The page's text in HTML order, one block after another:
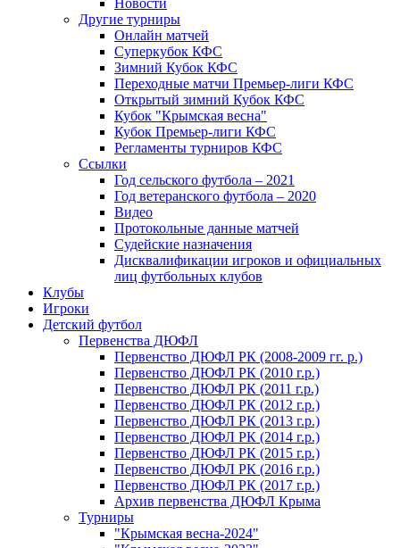
Новости
Другие турниры
Онлайн матчей
Суперкубок КФС
Зимний Кубок КФС
Переходные матчи Премьер-лиги КФС
Открытый зимний Кубок КФС
Кубок "Крымская весна"
Кубок Премьер-лиги КФС
Регламенты турниров КФС
Ссылки
Год сельского футбола – 2021
Год ветеранского футбола – 2020
Видео
Протокольные данные матчей
Судейские назначения
Дисквалификации игроков и официальных
лиц футбольных клубов
Клубы
Игроки
Детский футбол
Первенства ДЮФЛ
Первенство ДЮФЛ РК (2008-2009 гг. р.)
Первенство ДЮФЛ РК (2010 г.р.)
Первенство ДЮФЛ РК (2011 г.р.)
Первенство ДЮФЛ РК (2012 г.р.)
Первенство ДЮФЛ РК (2013 г.р.)
Первенство ДЮФЛ РК (2014 г.р.)
Первенство ДЮФЛ РК (2015 г.р.)
Первенство ДЮФЛ РК (2016 г.р.)
Первенство ДЮФЛ РК (2017 г.р.)
Архив первенства ДЮФЛ Крыма
Турниры
"Крымская весна-2024"